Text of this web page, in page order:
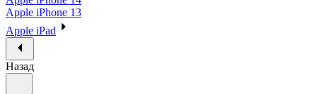
Apple iPhone 13
Apple iPad
Назад